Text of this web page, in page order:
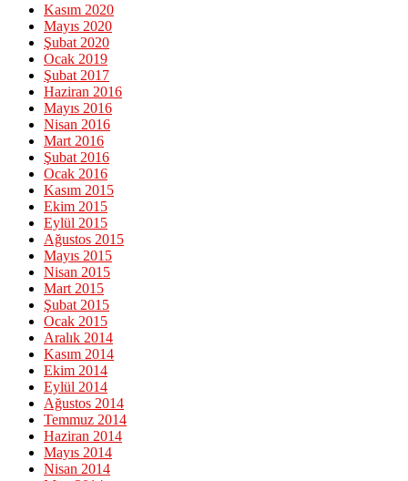
Kasım 2020
Mayıs 2020
Şubat 2020
Ocak 2019
Şubat 2017
Haziran 2016
Mayıs 2016
Nisan 2016
Mart 2016
Şubat 2016
Ocak 2016
Kasım 2015
Ekim 2015
Eylül 2015
Ağustos 2015
Mayıs 2015
Nisan 2015
Mart 2015
Şubat 2015
Ocak 2015
Aralık 2014
Kasım 2014
Ekim 2014
Eylül 2014
Ağustos 2014
Temmuz 2014
Haziran 2014
Mayıs 2014
Nisan 2014